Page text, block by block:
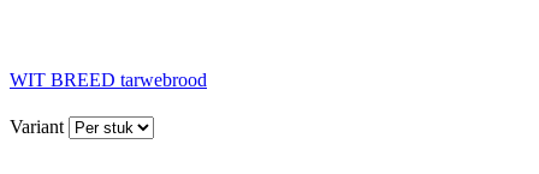
WIT BREED tarwebrood
Variant